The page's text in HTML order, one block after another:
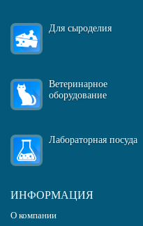
Для сыроделия
Ветеринарное
оборудование
Лабораторная посуда
ИНФОРМАЦИЯ
О компании